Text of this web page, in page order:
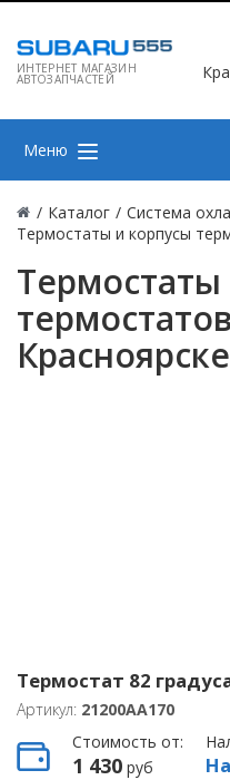
ИНТЕРНЕТ МАГАЗИН
АВТОЗАПЧАСТЕЙ
Меню
/ Каталог / Система
Термостаты и корпусы
Красноярске
Термостат 82
Артикул: 21200AA170
Стоимость от:
1 430 руб